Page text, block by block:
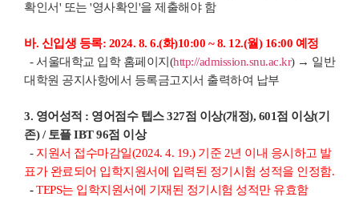
확인서' 또는 '영사확인'을 제출해야 함
바. 신입생 등록: 2024. 8. 6.(화)10:00 ~ 8. 12.(월) 16:00 예정
- 서울대학교 입학 홈페이지(http://admission.snu.ac.kr) → 일반
대학원 공지사항에서 등록금고지서 출력하여 납부
3. 영어성적 : 영어점수 텝스 327점 이상(개정), 601점 이상(기
존) / 토플 IBT 96점 이상
- 지원서 접수마감일(2024. 4. 19.) 기준 2년 이내 응시하고 발
표가 완료되어 입학지원서에 입력된 정기시험 성적을 인정함.
-TEPS는 입학지원서에 기재된 정기시험 성적만 유효함